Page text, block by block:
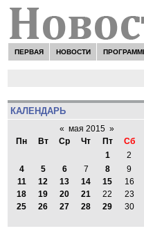
ПЕРВАЯ НОВОСТИ
КАЛЕНДАРЬ
« мая 2015 »
Пн
Вт Ср Чт Пт Сб
1
2
4
5 6 7 8 9
11
12 13 14 15 16
18
19 20 21 22 23
25
26 27 28 29 30